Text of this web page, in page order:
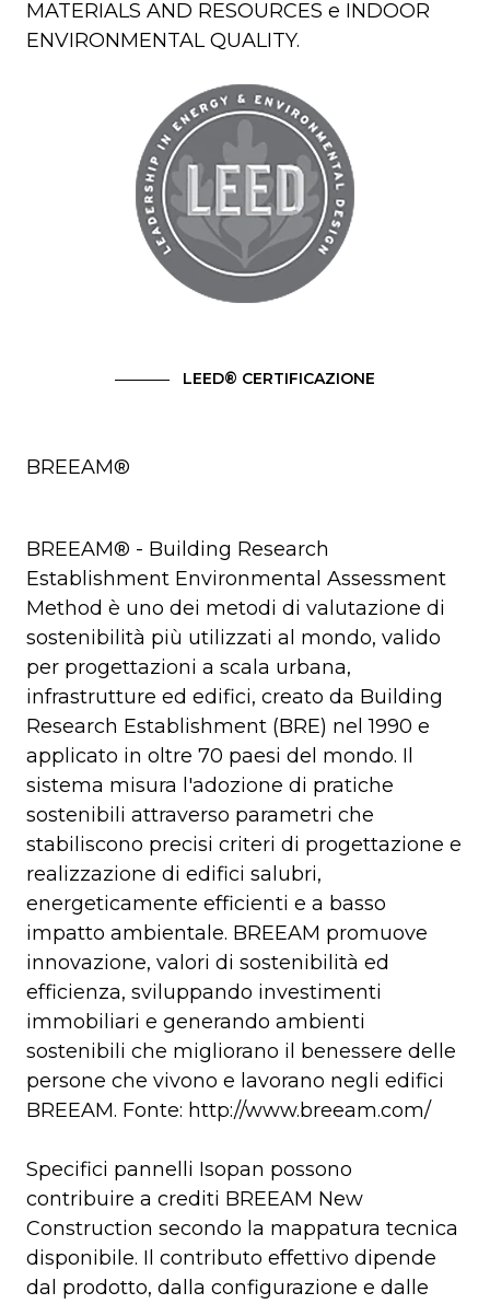
MATERIALS AND RESOURCES e INDOOR
ENVIRONMENTAL QUALITY.
LEED® CERTIFICAZIONE
BREEAM®
BREEAM® - Building Research
Establishment Environmental Assessment
Method è uno dei metodi di valutazione di
sostenibilità più utilizzati al mondo, valido
per progettazioni a scala urbana,
infrastrutture ed edifici, creato da Building
Research Establishment (BRE) nel 1990 e
applicato in oltre 70 paesi del mondo. Il
sistema misura l'adozione di pratiche
sostenibili attraverso parametri che
stabiliscono precisi criteri di progettazione e
realizzazione di edifici salubri,
energeticamente efficienti e a basso
impatto ambientale. BREEAM promuove
innovazione, valori di sostenibilità ed
efficienza, sviluppando investimenti
immobiliari e generando ambienti
sostenibili che migliorano il benessere delle
persone che vivono e lavorano negli edifici
BREEAM. Fonte: http://www.breeam.com/
Specifici pannelli Isopan possono
contribuire a crediti BREEAM New
Construction secondo la mappatura tecnica
disponibile. Il contributo effettivo dipende
dal prodotto, dalla configurazione e dalle